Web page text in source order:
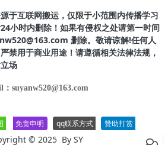
于互联网搬运，仅限于小范围内传播学习
小时内删除！如果有侵权之处请第一时间
删除。敬请谅解!任何人
禁用于商业用途！请遵循相关法律法规，
场
suyanw520@163.com
免责申明 qq联系方式 赞助打赏
© 2025 By SY